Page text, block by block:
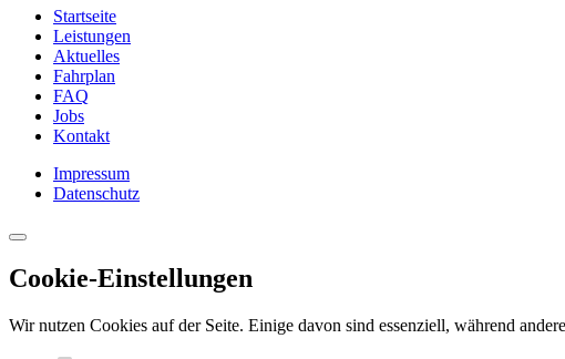
Startseite
Leistungen
Aktuelles
Fahrplan
FAQ
Jobs
Kontakt
Impressum
Datenschutz
Cookie-Einstellungen
Wir nutzen Cookies auf der Seite. Einige davon sind essenziell, während